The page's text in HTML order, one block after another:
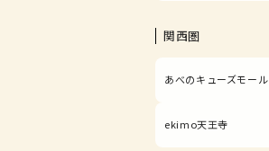
関西圏
あべのキューズモール
ekimo天王寺